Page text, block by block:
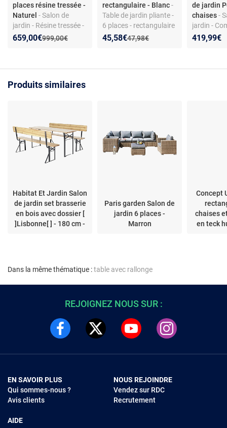
places résine tressée -
Naturel - Salon de
jardin - Résine tressée -
coussins déhoussables
Ancien prix :
999,00€
Nouveau prix :
659,00€
Réduction de :
rectangulaire - Blanc-
Table de jardin pliante -
6 places - rectangulaire
- acier
Ancien prix :
47,98€
Nouveau prix :
45,58€
Réduction de :
de jardin
chaises-
jardin -
aspect
419,99€
Produits similaires
Habitat Et Jardin Salon
de jardin set brasserie
en bois avec dossier [
]Lisbonne[ ] - 180 cm -
Paris garden Salon de
jardin 6 places -
Marron
Concept
chaises
en teck
Dans la même thématique :table avec rallonge
REJOIGNEZ NOUS SUR :
EN SAVOIR PLUS
Qui sommes-nous ?
Avis clients
AIDE
NOUS REJOINDRE
Vendez sur RDC
Recrutement